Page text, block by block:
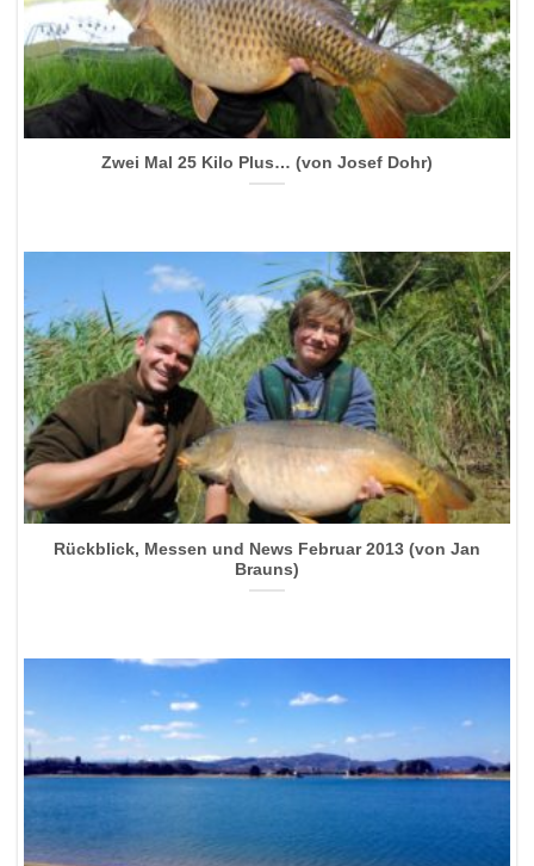
Zwei Mal 25 Kilo Plus… (von Josef Dohr)
Rückblick, Messen und News Februar 2013 (von Jan
Brauns)